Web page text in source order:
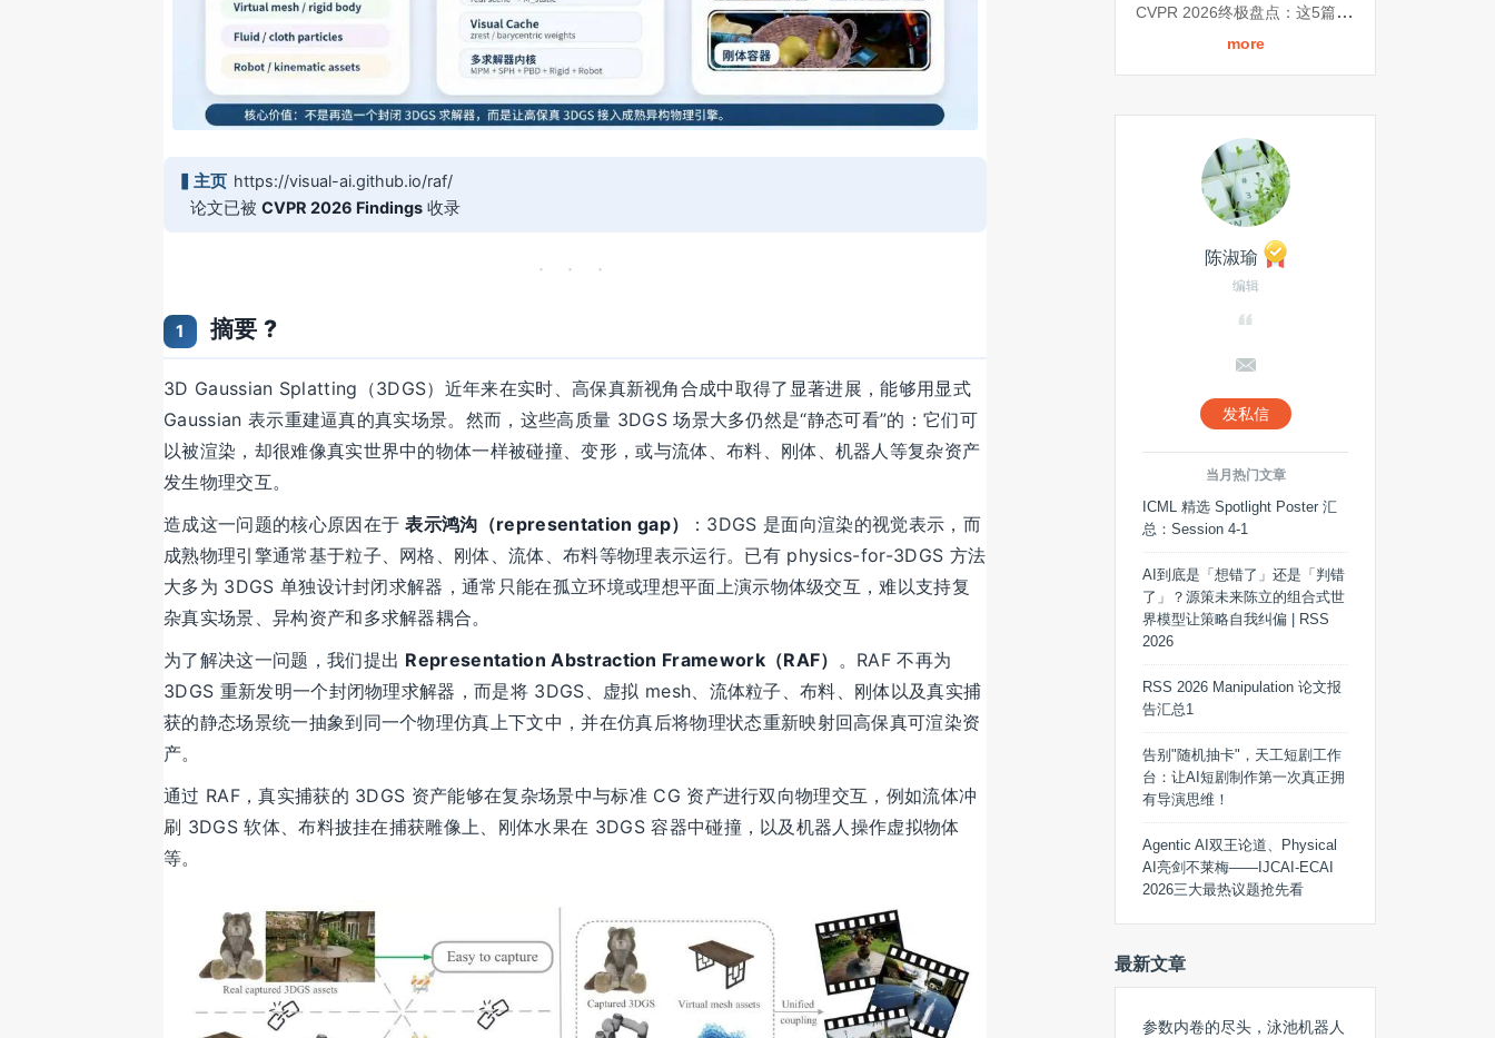
▍主页 https://visual-ai.github.io/raf/
论文已被 CVPR 2026 Findings 收录
· · ·
1 摘要 ?
3D Gaussian Splatting（3DGS）近年来在实时、高保真新视角合成中取得了显著进展，能够用显式
Gaussian 表示重建逼真的真实场景。然而，这些高质量 3DGS 场景大多仍然是“静态可看”的：它们可
以被渲染，却很难像真实世界中的物体一样被碰撞、变形，或与流体、布料、刚体、机器人等复杂资产
发生物理交互。
造成这一问题的核心原因在于表示鸿沟（representation gap）
：3DGS 是面向渲染的视觉表示，而
成熟物理引擎通常基于粒子、网格、刚体、流体、布料等物理表示运行。已有 physics-for-3DGS 方法
大多为 3DGS 单独设计封闭求解器，通常只能在孤立环境或理想平面上演示物体级交互，难以支持复
杂真实场景、异构资产和多求解器耦合。
为了解决这一问题，我们提出 Representation Abstraction Framework（RAF） 。RAF 不再为
3DGS 重新发明一个封闭物理求解器，而是将 3DGS、虚拟 mesh、流体粒子、布料、刚体以及真实捕
获的静态场景统一抽象到同一个物理仿真上下文中，并在仿真后将物理状态重新映射回高保真可渲染资
产。
通过 RAF，真实捕获的 3DGS 资产能够在复杂场景中与标准 CG 资产进行双向物理交互，例如流体冲
刷 3DGS 软体、布料披挂在捕获雕像上、刚体水果在 3DGS 容器中碰撞，以及机器人操作虚拟物体
等。
CVPR 2026终极盘点：这5篇论文、1个演讲、3个展台，藏着计算机视觉下一个十年的答案
more
陈淑瑜
编辑
发私信
当月热门文章
ICML 精选 Spotlight Poster 汇
总：Session 4-1
AI到底是「想错了」还是「判错
了」？源策未来陈立的组合式世
界模型让策略自我纠偏 | RSS
2026
RSS 2026 Manipulation 论文报
告汇总1
告别"随机抽卡"，天工短剧工作
台：让AI短剧制作第一次真正拥
有导演思维！
Agentic AI双王论道、Physical
AI亮剑不莱梅——IJCAI-ECAI
2026三大最热议题抢先看
最新文章
参数内卷的尽头，泳池机器人